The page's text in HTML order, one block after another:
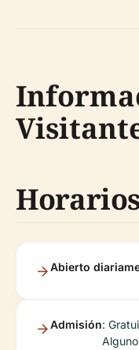
Abierto
Admisión: